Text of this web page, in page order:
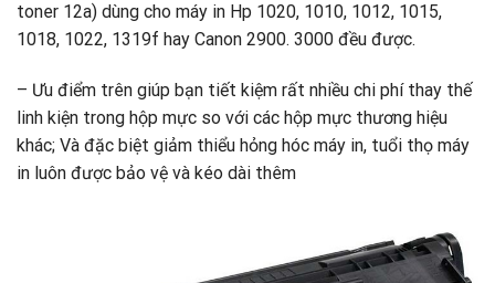
toner 12a) dùng cho máy in Hp 1020, 1010, 1012, 1015,
1018, 1022, 1319f hay Canon 2900. 3000 đều được.
– Ưu điểm trên giúp bạn tiết kiệm rất nhiều chi phí thay thế
linh kiện trong hộp mực so với các hộp mực thương hiệu
khác; Và đặc biệt giảm thiểu hỏng hóc máy in, tuổi thọ máy
in luôn được bảo vệ và kéo dài thêm